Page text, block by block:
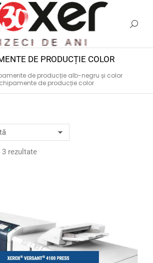
DE PRODUCȚIE COLOR
de producție alb-negru și color
de producție color
rezultate